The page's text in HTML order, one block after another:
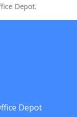
Depot.
Depot